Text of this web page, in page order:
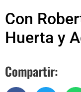
Con
Huerta y
Compartir: